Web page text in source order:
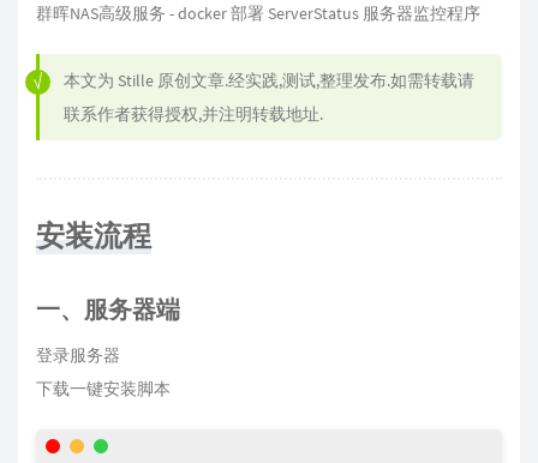
群晖NAS高级服务 - docker 部署 ServerStatus 服务器监控程序
本文为 Stille 原创文章.经实践,测试,整理发布.如需转载请
联系作者获得授权,并注明转载地址.
安装流程
一、服务器端
登录服务器
下载一键安装脚本